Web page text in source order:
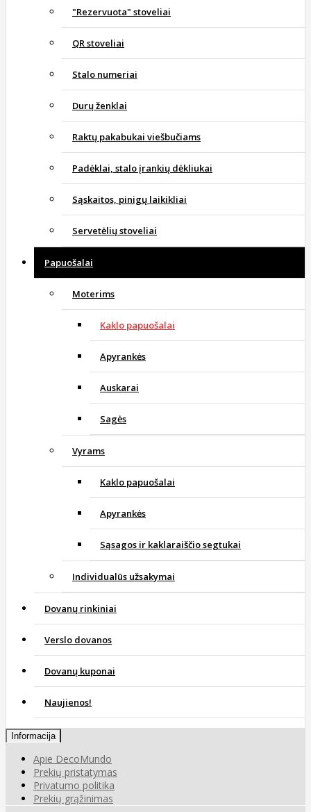
"Rezervuota" stoveliai
QR stoveliai
Stalo numeriai
Durų ženklai
Raktų pakabukai viešbučiams
Padėklai, stalo įrankių dėkliukai
Sąskaitos, pinigų laikikliai
Servetėlių stoveliai
Papuošalai
Moterims
Kaklo papuošalai
Apyrankės
Auskarai
Sagės
Vyrams
Kaklo papuošalai
Apyrankės
Sąsagos ir kaklaraiščio segtukai
Individualūs užsakymai
Dovanų rinkiniai
Verslo dovanos
Dovanų kuponai
Naujienos!
Informacija
Apie DecoMundo
Prekių pristatymas
Privatumo politika
Prekių grąžinimas